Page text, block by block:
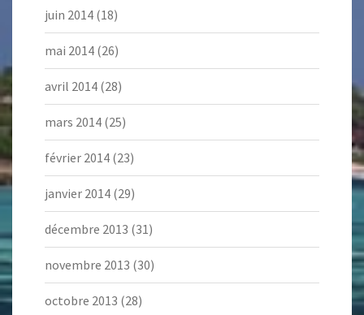
juin 2014 (18)
mai 2014 (26)
avril 2014 (28)
mars 2014 (25)
février 2014 (23)
janvier 2014 (29)
décembre 2013 (31)
novembre 2013 (30)
octobre 2013 (28)